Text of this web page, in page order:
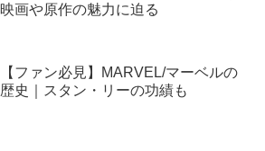
映画や原作の魅力に迫る
【ファン必見】MARVEL/マーベルの
歴史｜スタン・リーの功績も